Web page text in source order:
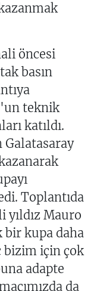
öncesi
basın
teknik
katıldı.
Galatasaray
Toplantıda
yıldız Mauro
kupa daha
bizim için çok
adapte
da